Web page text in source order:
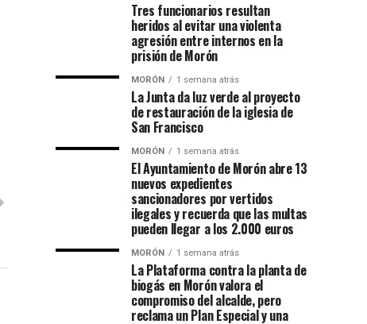
Tres funcionarios resultan
heridos al evitar una violenta
agresión entre internos en la
prisión de Morón
MORÓN 1 semana atrás
La Junta da luz verde al proyecto
de restauración de la iglesia de
San Francisco
MORÓN 1 semana atrás
El Ayuntamiento de Morón abre 13
nuevos expedientes
sancionadores por vertidos
ilegales y recuerda que las multas
pueden llegar a los 2.000 euros
MORÓN 1 semana atrás
La Plataforma contra la planta de
biogás en Morón valora el
compromiso del alcalde, pero
reclama un Plan Especial y una